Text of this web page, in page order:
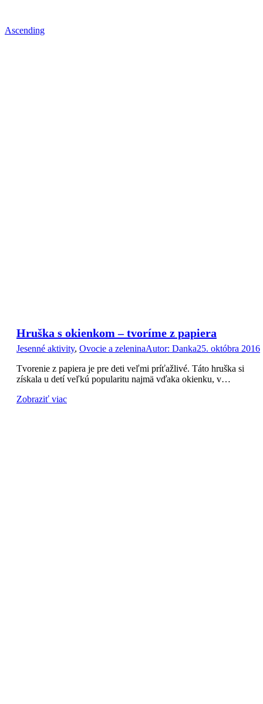
Ascending
Hruška s okienkom – tvoríme z papiera
Jesenné aktivity, Ovocie a zeleninaAutor: Danka25. októbra 2016
Tvorenie z papiera je pre deti veľmi príťažlivé. Táto hruška si
získala u detí veľkú popularitu najmä vďaka okienku, v…
Zobraziť viac